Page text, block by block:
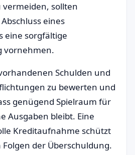
vermeiden, sollten
eines
eine sorgfältige
vornehmen.
Schulden und
zu bewerten und
genügend Spielraum für
Ausgaben bleibt. Eine
Kreditaufnahme schützt
der Überschuldung.